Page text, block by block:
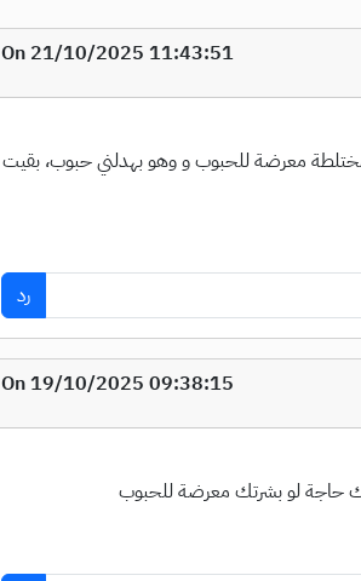
On 21/10/2025 11:43:51
مختلطة معرضة للحبوب و وهو بهدلني حبوب، بقيت
رد
On 19/10/2025 09:38:15
حاجة لو بشرتك معرضة للحبوب